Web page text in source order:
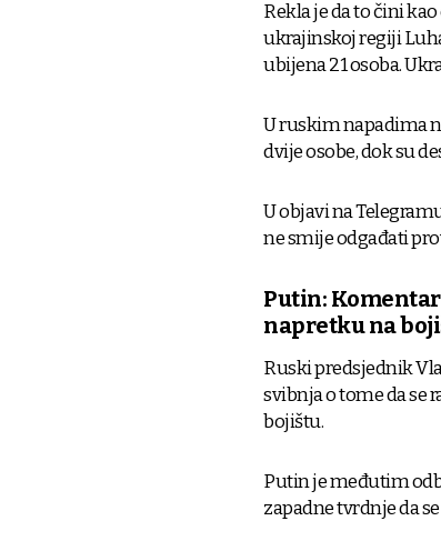
Rekla je da to čini
ukrajinskoj regiji
ubijena 21 osoba.
U ruskim napadima
dvije osobe, dok su
U objavi na
ne smije odgađati
Putin:
napretku na
Ruski predsjednik
svibnja o tome da se
bojištu.
Putin je međutim
zapadne tvrdnje da